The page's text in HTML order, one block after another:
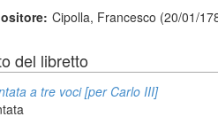
Cipolla, Francesco (20/01/
del libretto
a tre voci [per Carlo III]